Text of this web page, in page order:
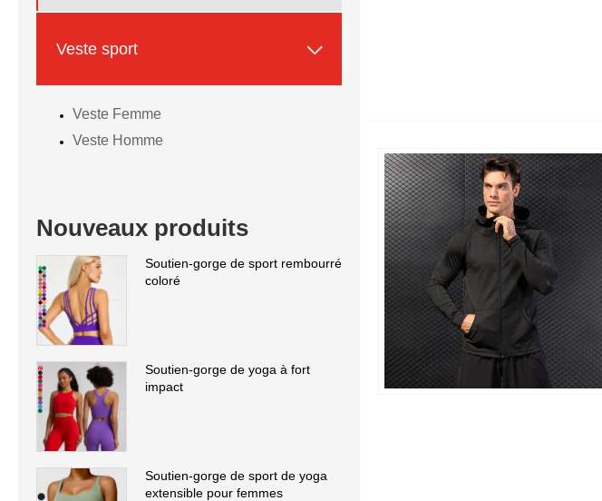
Veste sport 
Veste Femme
Veste Homme
Nouveaux produits
Soutien-gorge de sport rembourré
coloré
Soutien-gorge de yoga à fort
impact
Soutien-gorge de sport de yoga
extensible pour femmes